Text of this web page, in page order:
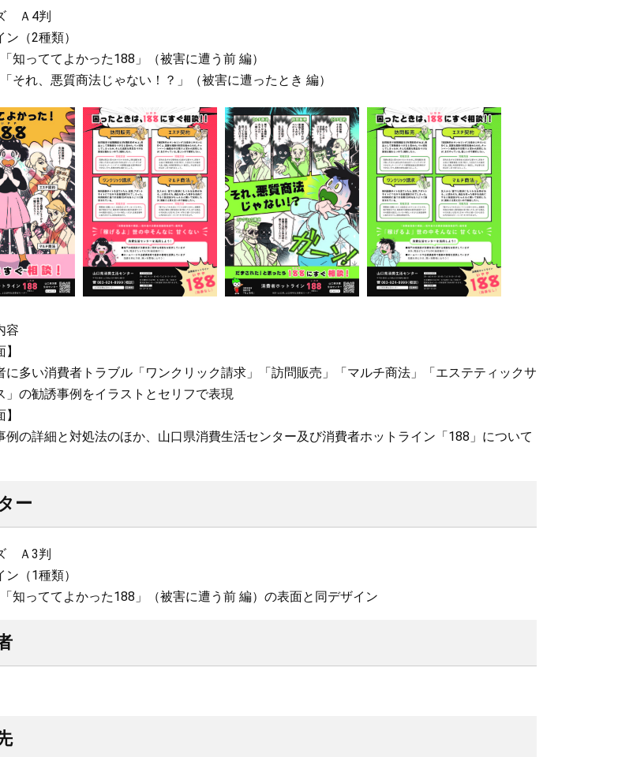
Ａ4判
ン（2種類）
「知っててよかった188」（被害に遭う前 編）
「それ、悪質商法じゃない！？」（被害に遭ったとき 編）
容
】
多い消費者トラブル「ワンクリック請求」「訪問販売」「マルチ商法」「エステティックサ
」の勧誘事例をイラストとセリフで表現
】
の詳細と対処法のほか、山口県消費生活センター及び消費者ホットライン「188」について
ー
Ａ3判
ン（1種類）
「知っててよかった188」（被害に遭う前 編）の表面と同デザイン